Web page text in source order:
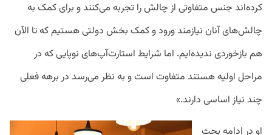
کرده‌اند جنس متفاوتی از چالش را تجربه می‌کنند و برای کمک به
چالش‌های آنان نیازمند ورود و کمک بخش دولتی هستیم که تا الآن
هم بازخوردی ندیده‌ایم. اما شرایط استارت‌‌آپ‌های نوپایی که در
مراحل اولیه هستند متفاوت است و به نظر می‌رسد در برهه فعلی
چند نیاز اساسی دارند.»
او در ادامه بحث